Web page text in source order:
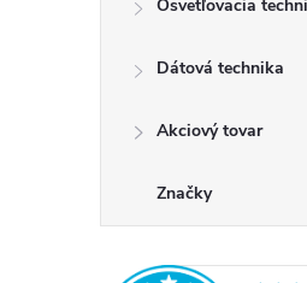
Osvetľovacia
Dátová technika
Akciový tovar
Značky